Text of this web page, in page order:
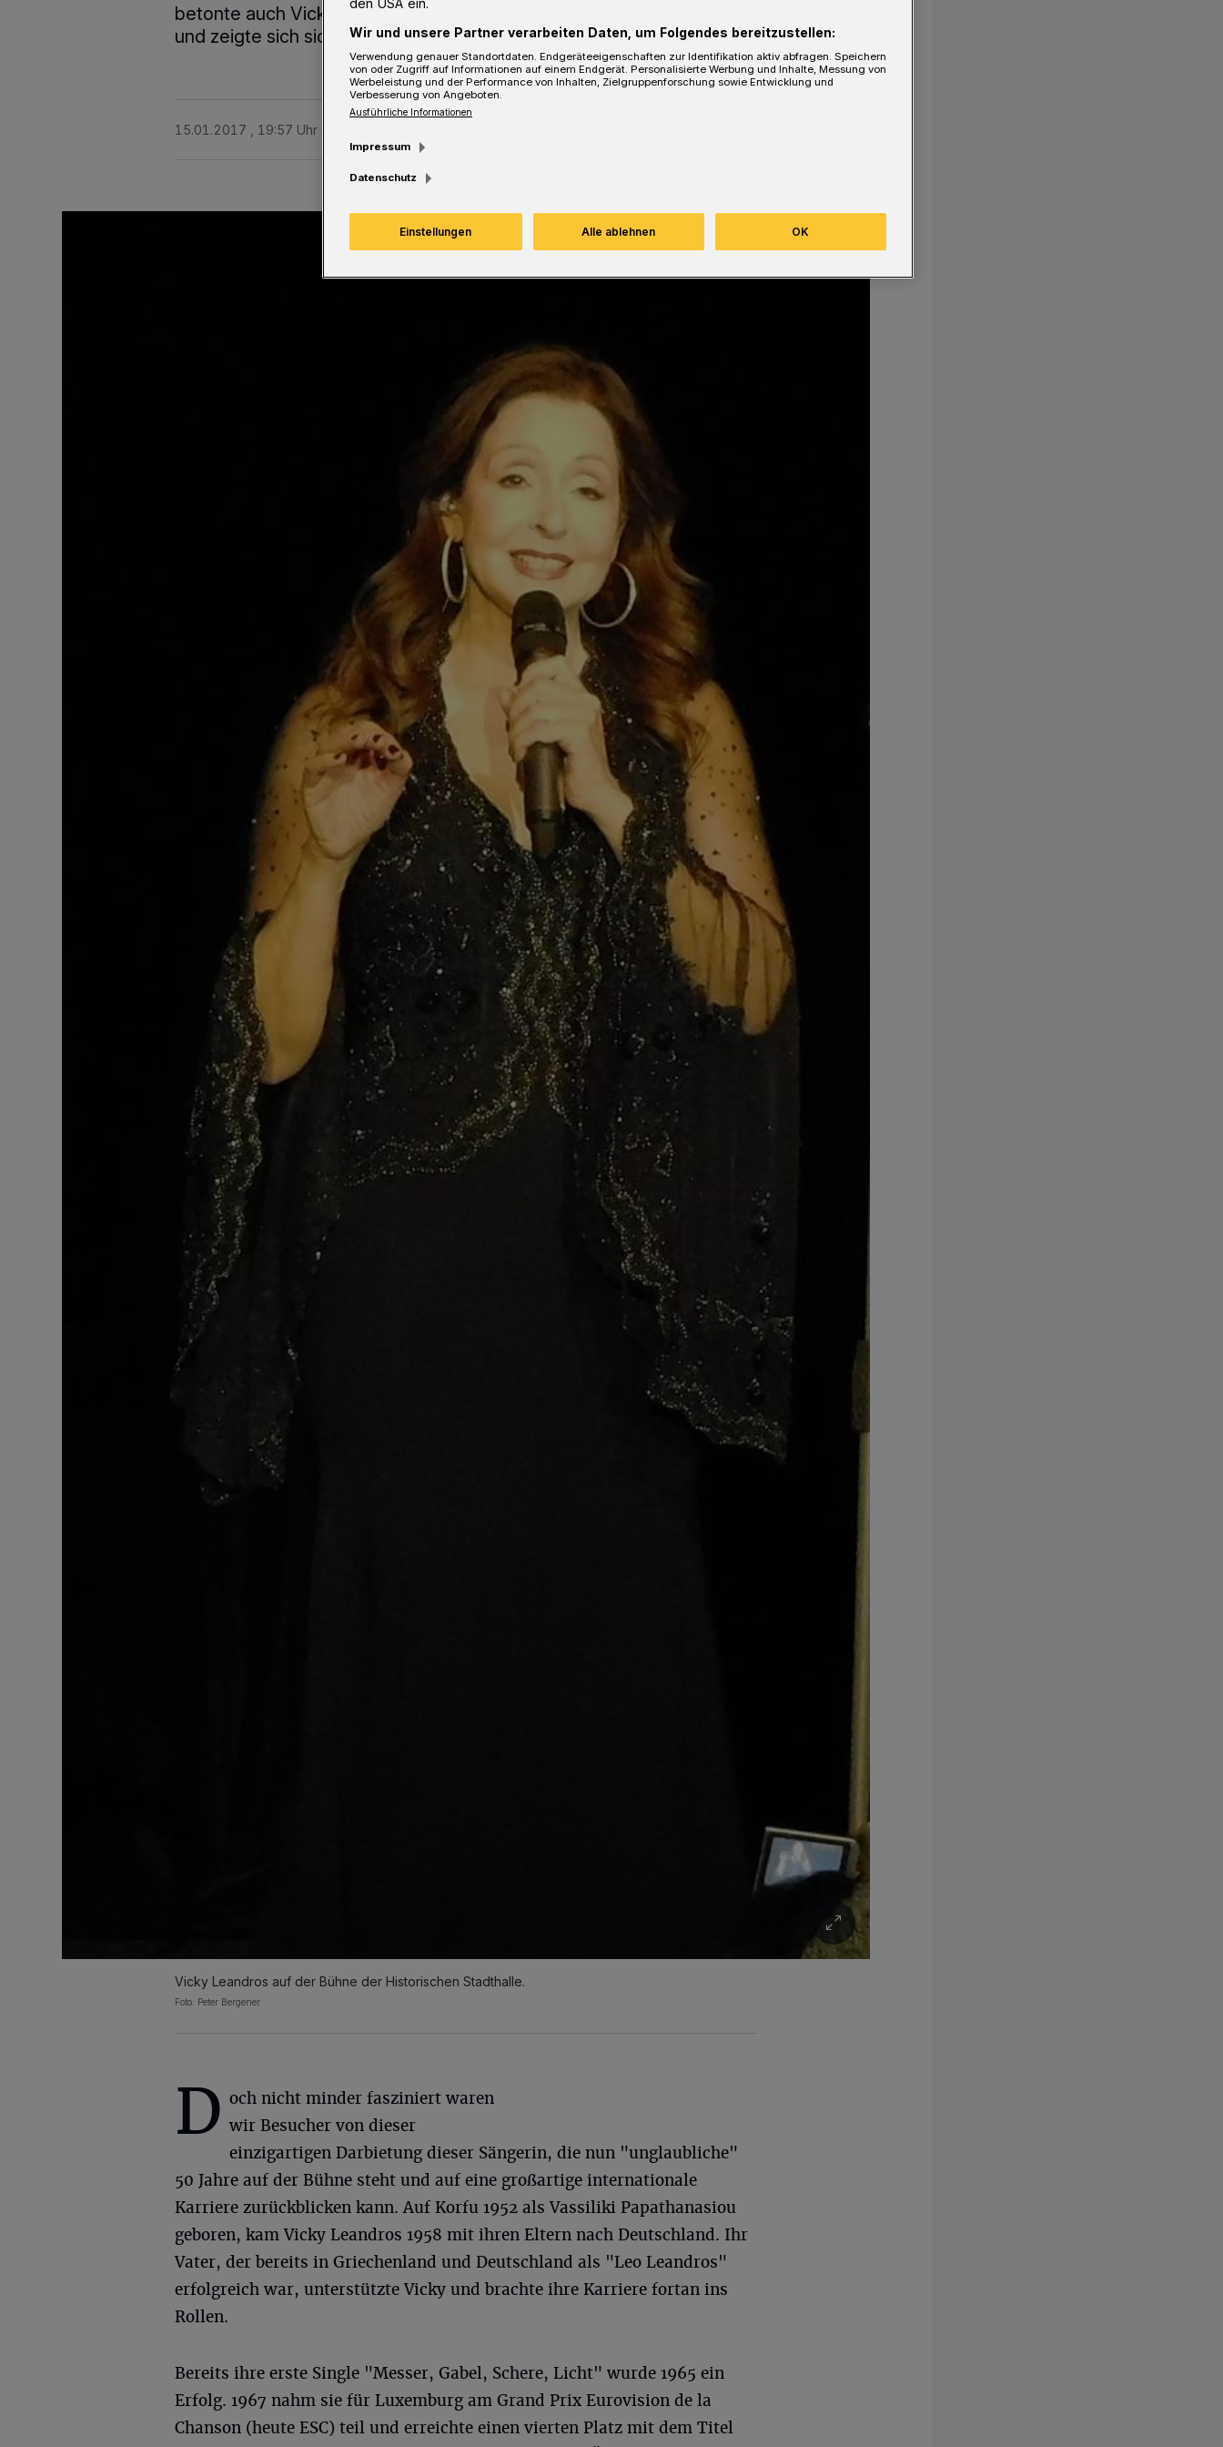
betonte auch Vicky direkt bei der Begrüßung nach dem ersten Song
und zeigte sich sichtlich fasziniert von diesem Veranstaltungsort.
15.01.2017 , 19:57 Uhr
Vicky Leandros auf der Bühne der Historischen Stadthalle.
Foto: Peter Bergener
D och nicht minder fasziniert waren
wir Besucher von dieser
einzigartigen Darbietung dieser Sängerin, die nun "unglaubliche"
50 Jahre auf der Bühne steht und auf eine großartige internationale
Karriere zurückblicken kann. Auf Korfu 1952 als Vassiliki Papathanasiou
geboren, kam Vicky Leandros 1958 mit ihren Eltern nach Deutschland. Ihr
Vater, der bereits in Griechenland und Deutschland als "Leo Leandros"
erfolgreich war, unterstützte Vicky und brachte ihre Karriere fortan ins
Rollen.
Bereits ihre erste Single "Messer, Gabel, Schere, Licht" wurde 1965 ein
Erfolg. 1967 nahm sie für Luxemburg am Grand Prix Eurovision de la
Chanson (heute ESC) teil und erreichte einen vierten Platz mit dem Titel
den USA ein.
Wir und unsere Partner verarbeiten Daten, um Folgendes bereitzustellen:
Verwendung genauer Standortdaten. Endgeräteeigenschaften zur Identifikation aktiv abfragen. Speichern
von oder Zugriff auf Informationen auf einem Endgerät. Personalisierte Werbung und Inhalte, Messung von
Werbeleistung und der Performance von Inhalten, Zielgruppenforschung sowie Entwicklung und
Verbesserung von Angeboten.
Ausführliche Informationen
Impressum
Datenschutz
Einstellungen Alle ablehnen OK